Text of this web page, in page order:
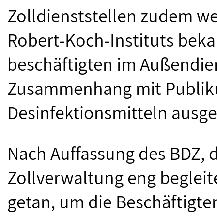
Zolldienststellen zudem
Robert-Koch-Instituts
beschäftigten im
Zusammenhang mit
Desinfektionsmitteln
Nach Auffassung des
Zollverwaltung eng
getan, um die